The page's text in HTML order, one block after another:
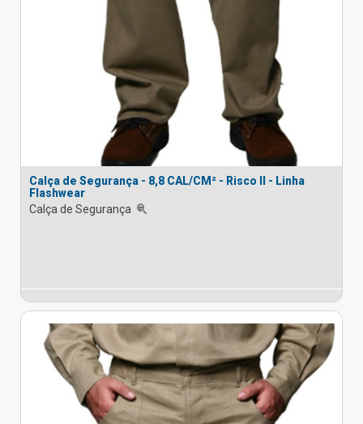
Calça de Segurança - 8,8 CAL/CM² - Risco II - Linha
Flashwear
Calça de Segurança